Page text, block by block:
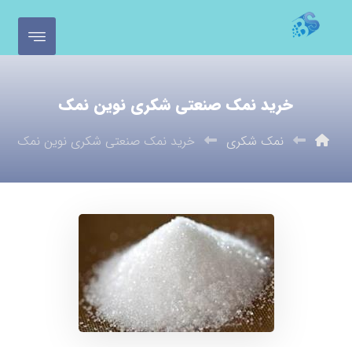
خرید نمک صنعتی شکری نوین نمک
نمک شکری خرید نمک صنعتی شکری نوین نمک